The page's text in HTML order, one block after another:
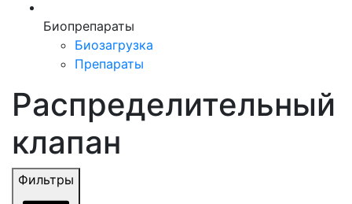
Биопрепараты
Биозагрузка
Препараты
Распределительный
клапан
Фильтры